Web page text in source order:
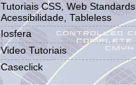
Tutoriais CSS, Web Standards,
Acessibilidade, Tableless
Iosfera
Video Tutoriais
Caseclick